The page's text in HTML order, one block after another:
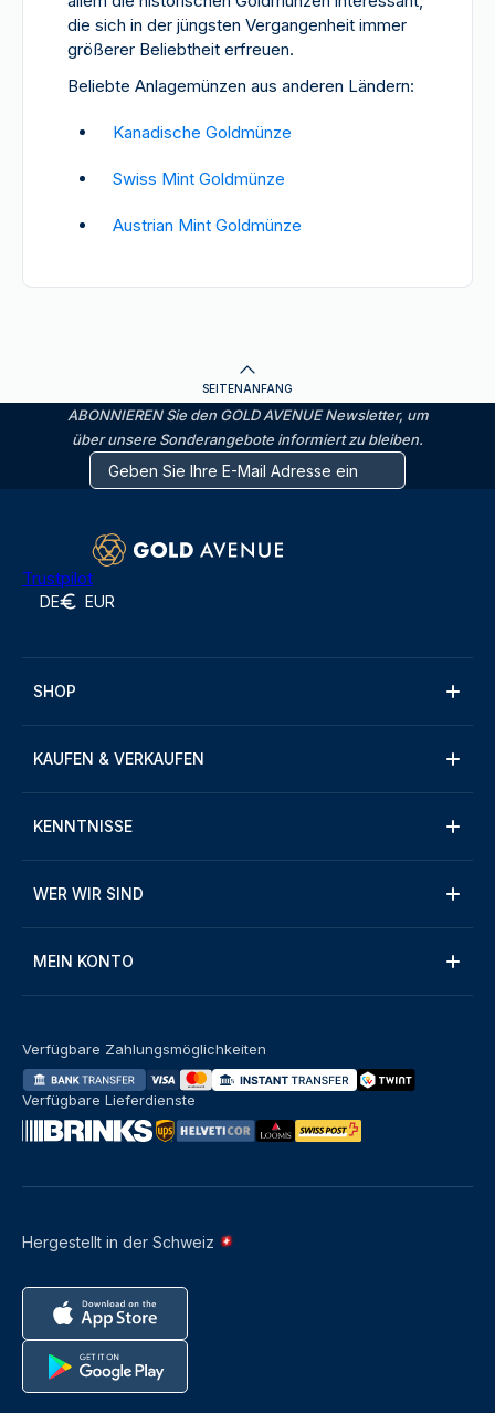
die sich in der jüngsten Vergangenheit immer
größerer Beliebtheit erfreuen.
Beliebte Anlagemünzen aus anderen Ländern:
Kanadische Goldmünze
Swiss Mint Goldmünze
Austrian Mint Goldmünze
SEITENANFANG
ABONNIEREN Sie den GOLD AVENUE Newsletter, um
über unsere Sonderangebote informiert zu bleiben.
Trustpilot
DE EUR
SHOP
KAUFEN & VERKAUFEN
KENNTNISSE
WER WIR SIND
MEIN KONTO
Hergestellt in der Schweiz
Verfügbare Zahlungsmöglichkeiten
Verfügbare Lieferdienste